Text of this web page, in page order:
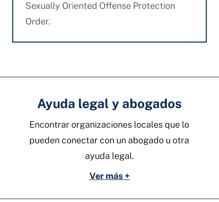
Sexually Oriented Offense Protection
Order.
Ayuda legal y abogados
Encontrar organizaciones locales que lo
pueden conectar con un abogado u otra
ayuda legal.
Ver más +